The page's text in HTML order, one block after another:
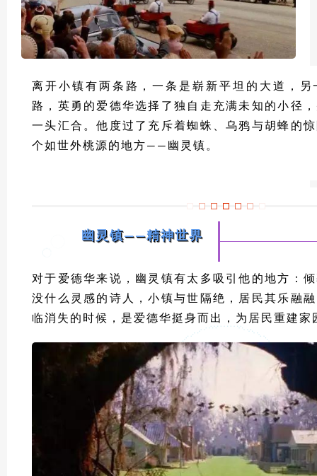
离开小镇有两条路，一条是崭新平坦的大道，
路，英勇的爱德华选择了独自走充满未知的小径
一头汇合。他度过了充斥着蜘蛛、乌鸦与胡蜂的
个如世外桃源的地方——幽灵镇。
幽灵镇——精神世界
对于爱德华来说，幽灵镇有太多吸引他的地方：
没什么灵感的诗人，小镇与世隔绝，居民其乐融
临消失的时候，是爱德华挺身而出，为居民重建家